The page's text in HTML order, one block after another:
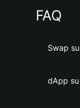
FAQ
Swap
dApp